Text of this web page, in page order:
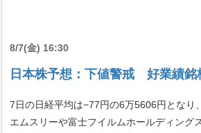
8/7(金) 16:30
日本株予想：下値警戒 好業績銘
7日の日経平均は−77円の6万5606円となり
エムスリーや富士フイルムホールディング